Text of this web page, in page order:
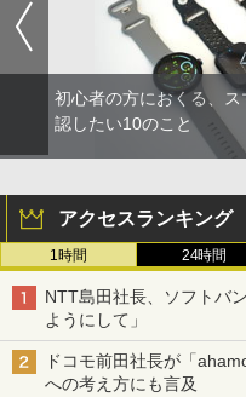
初心者の方におくる、
認したい10のこと
アクセスランキング
1時間 24時間
NTT島田社長、ソフトバ
ようにして」
ドコモ前田社長が「
への考え方にも言及